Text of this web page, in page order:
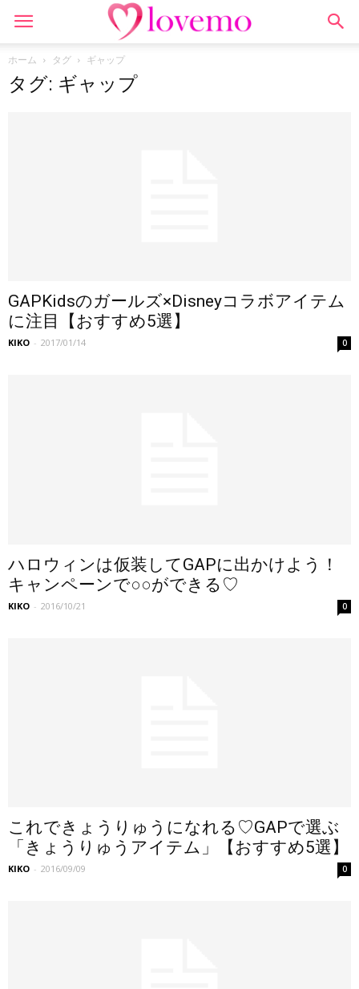
ホーム タグ ギャップ
タグ: ギャップ
GAPKidsのガールズ×Disneyコラボアイテム
に注目【おすすめ5選】
KIKO - 2017/01/14 0
ハロウィンは仮装してGAPに出かけよう！
キャンペーンで○○ができる♡
KIKO - 2016/10/21 0
これできょうりゅうになれる♡GAPで選ぶ
「きょうりゅうアイテム」【おすすめ5選】
KIKO - 2016/09/09 0